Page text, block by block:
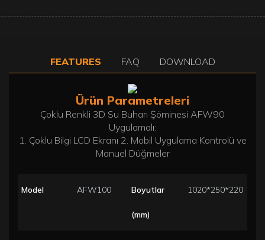
FEATURES FAQ DOWNLOAD
Ürün Parametreleri
Çoklu Renkli 3D Su Buharı Şöminesi AFW90
Uygulamalı:
1. Çoklu Bilgi LCD Ekranı 2. Mobil Uygulama Kontrolü ve
Manuel Düğmeler
Model AFW100 Boyutlar
(mm)
1020*250*220